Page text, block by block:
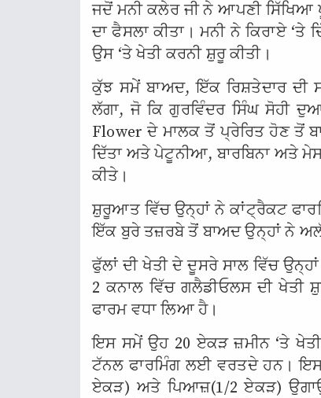
ਜਦੋਂ ਮਨੀ ਕਲੇਰ ਜੀ ਨੇ ਆਪਣੀ ਸਿੱਖਿਆ
ਦਾ ਫੈਸਲਾ ਕੀਤਾ। ਮਨੀ ਨੇ ਕਿਰਾਏ
ਉਸ ‘ਤੇ ਖੇਤੀ ਕਰਨੀ ਸ਼ੁਰੂ ਕੀਤੀ।
ਕੁੱਝ ਸਮੇਂ ਬਾਅਦ, ਇੱਕ ਰਿਸ਼ਤੇਦਾਰ ਦੀ
ਲੱਗਾ, ਜੋ ਕਿ ਗੁਰਵਿੰਦਰ ਸਿੰਘ ਸੋਹੀ
Flower ਦੇ ਮਾਲਕ ਤੋਂ ਪ੍ਰੇਰਿਤ ਹੋਣ ਤੋਂ
ਦਿੱਤਾ ਅਤੇ ਪੇਟੂਨੀਆ, ਬਾਰਬਿਨਾ ਅਤੇ
ਕੀਤੇ।
ਸ਼ੁਰੂਆਤ ਵਿੱਚ ਉਨ੍ਹਾਂ ਨੇ ਕਾਂਟ੍ਰੈਕਟ
ਇੱਕ ਬੁਰੇ ਤਜ਼ਰਬੇ ਤੋਂ ਬਾਅਦ ਉਨ੍ਹਾਂ ਨੇ
ਫੁੱਲਾਂ ਦੀ ਖੇਤੀ ਦੇ ਦੂਸਰੇ ਸਾਲ ਵਿੱਚ
2 ਕਨਾਲ ਵਿੱਚ ਗਲੈਡੀਓਲਸ ਦੀ ਖੇਤੀ
ਫਾਰਮ ਵਧਾ ਲਿਆ ਹੈ।
ਇਸ ਸਮੇਂ ਉਹ 20 ਏਕੜ ਜ਼ਮੀਨ ‘ਤੇ
ਟੱਨਲ ਫਾਰਮਿੰਗ ਲਈ ਵਰਤਦੇ ਹਨ। ਇਸ
ਏਕੜ) ਅਤੇ ਪਿਆਜ਼(1/2 ਏਕੜ)